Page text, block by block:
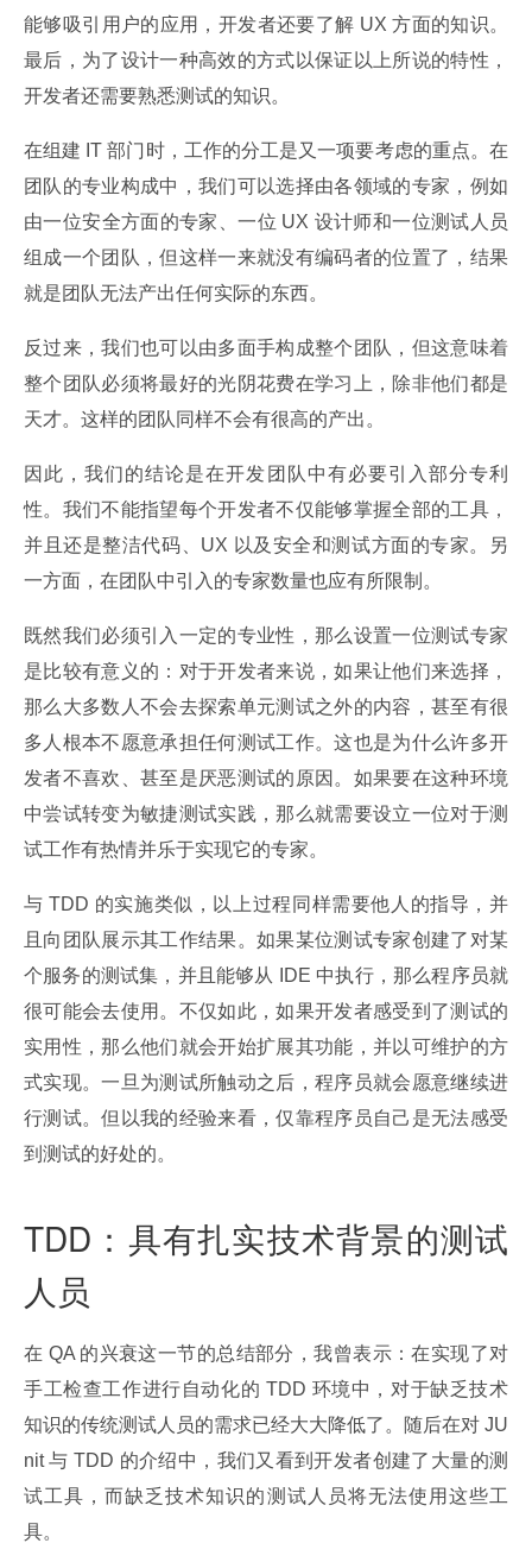
能够吸引用户的应用，开发者还要了解 UX 方面的知识。
最后，为了设计一种高效的方式以保证以上所说的特性，
开发者还需要熟悉测试的知识。
在组建 IT 部门时，工作的分工是又一项要考虑的重点。在
团队的专业构成中，我们可以选择由各领域的专家，例如
由一位安全方面的专家、一位 UX 设计师和一位测试人员
组成一个团队，但这样一来就没有编码者的位置了，结果
就是团队无法产出任何实际的东西。
反过来，我们也可以由多面手构成整个团队，但这意味着
整个团队必须将最好的光阴花费在学习上，除非他们都是
天才。这样的团队同样不会有很高的产出。
因此，我们的结论是在开发团队中有必要引入部分专利
性。我们不能指望每个开发者不仅能够掌握全部的工具，
并且还是整洁代码、UX 以及安全和测试方面的专家。另
一方面，在团队中引入的专家数量也应有所限制。
既然我们必须引入一定的专业性，那么设置一位测试专家
是比较有意义的：对于开发者来说，如果让他们来选择，
那么大多数人不会去探索单元测试之外的内容，甚至有很
多人根本不愿意承担任何测试工作。这也是为什么许多开
发者不喜欢、甚至是厌恶测试的原因。如果要在这种环境
中尝试转变为敏捷测试实践，那么就需要设立一位对于测
试工作有热情并乐于实现它的专家。
与 TDD 的实施类似，以上过程同样需要他人的指导，并
且向团队展示其工作结果。如果某位测试专家创建了对某
个服务的测试集，并且能够从 IDE 中执行，那么程序员就
很可能会去使用。不仅如此，如果开发者感受到了测试的
实用性，那么他们就会开始扩展其功能，并以可维护的方
式实现。一旦为测试所触动之后，程序员就会愿意继续进
行测试。但以我的经验来看，仅靠程序员自己是无法感受
到测试的好处的。
TDD：具有扎实技术背景的测试
人员
在 QA 的兴衰这一节的总结部分，我曾表示：在实现了对
手工检查工作进行自动化的 TDD 环境中，对于缺乏技术
知识的传统测试人员的需求已经大大降低了。随后在对 JU
nit 与 TDD 的介绍中，我们又看到开发者创建了大量的测
试工具，而缺乏技术知识的测试人员将无法使用这些工
具。